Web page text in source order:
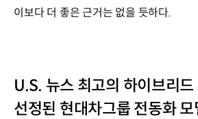
이보다 더 좋은 근거는 없을 듯하다.
U.S. 뉴스 최고의 하이브리드
선정된 현대차그룹 전동화 모